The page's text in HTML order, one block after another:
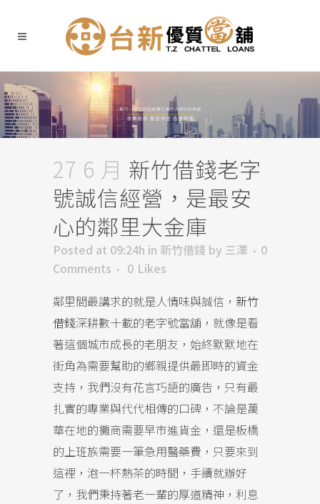
27 6 月 新竹借錢老字
號誠信經營，是最安
心的鄰里大金庫
Posted at 09:24h in 新竹借錢 by 三澤
0
Comments
0 Likes
鄰里間最講求的就是人情味與誠信， 新竹
借錢深耕數十載的老字號當舖，就像是看
著這個城市成長的老朋友，始終默默地在
街角為需要幫助的鄉親提供最即時的資金
支持，我們沒有花言巧語的廣告，只有最
扎實的專業與代代相傳的口碑，不論是萬
華在地的攤商需要早市進貨金，還是板橋
的上班族需要一筆急用醫藥費，只要來到
這裡，泡一杯熱茶的時間，手續就辦好
了，我們秉持著老一輩的厚道精神，利息